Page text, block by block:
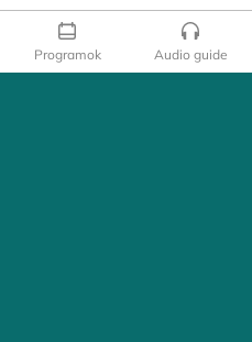
Programok Audio guide